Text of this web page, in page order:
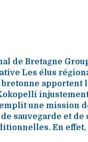
de Bretagne
Les élus
apportent
une mission
sauvegarde et
En effet,